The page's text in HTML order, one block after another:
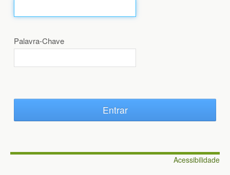
Palavra-Chave
Entrar
Acessibilidade